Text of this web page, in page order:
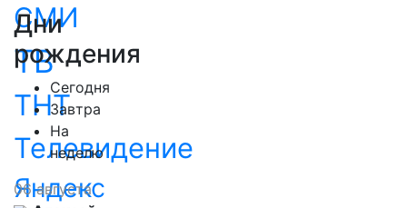
СМИ
ТВ
ТНТ
Телевидение
Яндекс
Дни
рождения
Сегодня
Завтра
На
неделю
06 августа